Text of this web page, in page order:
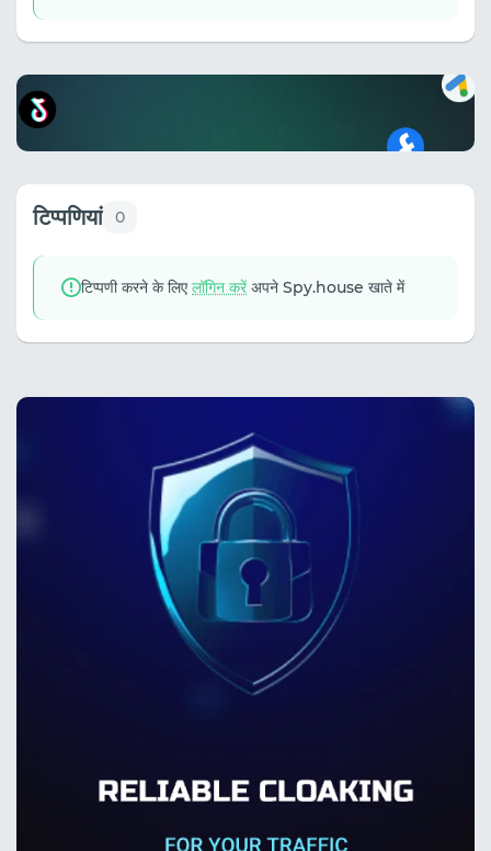
टिप्पणियां 0
टिप्पणी करने के लिए लॉगिन करेंअपने Spy.house खाते में